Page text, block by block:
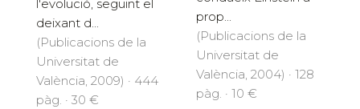
l'evolució, seguint el
deixant d...
(Publicacions de la
Universitat de
València, 2009) · 444
pàg. · 30 €
prop...
(Publicacions de la
Universitat de
València, 2004) · 128
pàg. · 10 €